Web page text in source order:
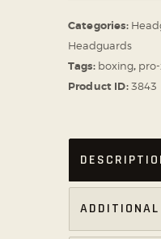
Categories:
Headguards
Tags: boxing,
Product ID:3843